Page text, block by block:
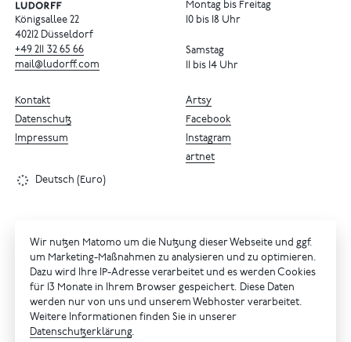
Königsallee 22
40212 Düsseldorf
+49 211 32 65 66
mail@ludorff.com
Montag bis Freitag
10 bis 18 Uhr
Samstag
11 bis 14 Uhr
Artsy
Facebook
Instagram
artnet
Kontakt
Datenschutz
Impressum
Deutsch (Euro)
Wir nutzen Matomo um die Nutzung dieser Webseite und ggf.
um Marketing-Maßnahmen zu analysieren und zu optimieren.
Dazu wird Ihre IP-Adresse verarbeitet und es werden Cookies
für 13 Monate in Ihrem Browser gespeichert. Diese Daten
werden nur von uns und unserem Webhoster verarbeitet.
Weitere Informationen finden Sie in unserer
Datenschutzerklärung.